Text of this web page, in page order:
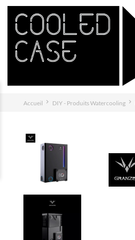
Accueil DIY - Produits Watercooling